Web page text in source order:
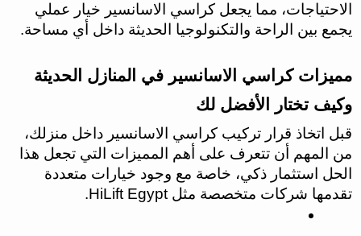
الاحتياجات، مما يجعل كراسي الاسانسير خيار عملي
يجمع بين الراحة والتكنولوجيا الحديثة داخل أي مساحة.
مميزات كراسي الاسانسير في المنازل الحديثة
وكيف تختار الأفضل لك
قبل اتخاذ قرار تركيب كراسي الاسانسير داخل منزلك،
من المهم أن تتعرف على أهم المميزات التي تجعل هذا
الحل استثمار ذكي، خاصة مع وجود خيارات متعددة
تقدمها شركات متخصصة مثل HiLift Egypt.